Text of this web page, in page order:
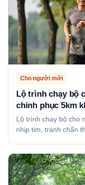
Cho người mới
Lộ trình chạy bộ
chinh phục 5km
Lộ trình chạy bộ cho
nhịp tim, tránh chấn